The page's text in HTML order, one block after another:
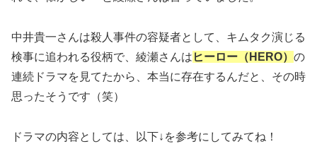
中井貴一さんは殺人事件の容疑者として、キムタク演じる
検事に追われる役柄で、綾瀬さんは ヒーロー（HERO） の
連続ドラマを見てたから、本当に存在するんだと、その時
思ったそうです（笑）
ドラマの内容としては、以下↓を参考にしてみてね！